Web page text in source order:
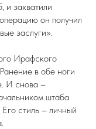
и захватили
он получил
заслуги».
Ирафского
в обе ноги
И снова –
штаба
стиль – личный